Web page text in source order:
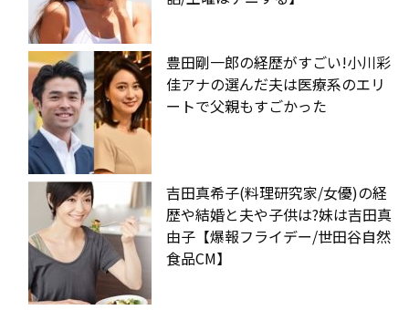
豊田剛一郎の経歴がすごい!小川彩
佳アナの選んだ夫は医療系のエリ
ートで父親もすごかった
吉田真希子(料理研究家/女優)の経
歴や結婚と夫や子供は?妹は吉田真
由子【爆報フライデー/世田谷自然
食品CM】